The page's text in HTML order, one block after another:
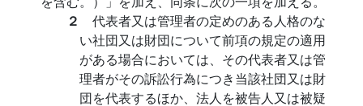
２ 代表者又は管理者の定めのある人格のな
い社団又は財団について前項の規定の適用
がある場合においては、その代表者又は管
理者がその訴訟行為につき当該社団又は財
団を代表するほか、法人を被告人又は被疑